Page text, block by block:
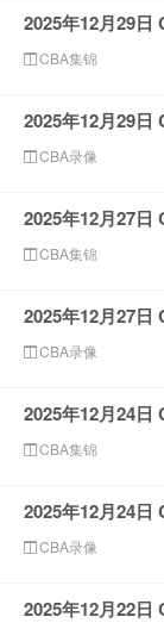
2025年12月29日
CBA集锦
2025年12月29日
CBA录像
2025年12月27日
CBA集锦
2025年12月27日
CBA录像
2025年12月24日
CBA集锦
2025年12月24日
CBA录像
2025年12月22日